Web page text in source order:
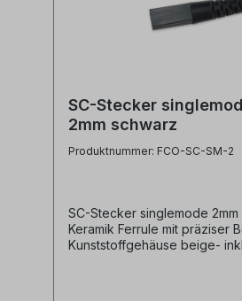
SC-Stecker
2mm schwarz
Produktnummer: FCO-SC-SM-2
SC-Stecker singlemode
Keramik Ferrule mit präziser
Kunststoffgehäuse beige-